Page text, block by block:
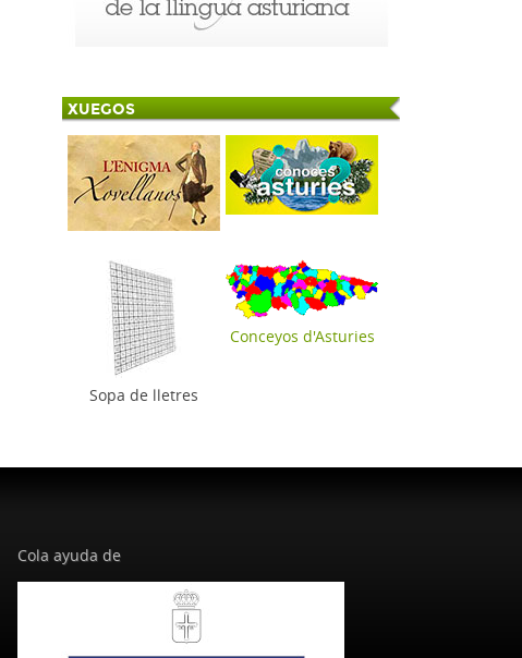
XUEGOS
Sopa de lletres
Conceyos d'Asturies
Cola ayuda de